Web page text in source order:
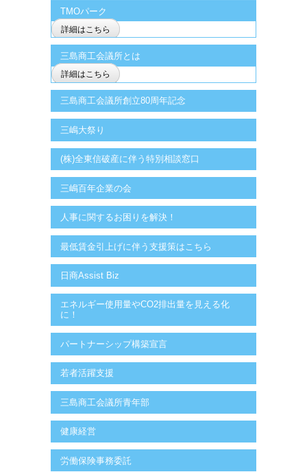
TMOパーク
詳細はこちら
三島商工会議所とは
詳細はこちら
三島商工会議所創立80周年記念
三嶋大祭り
(株)全東信破産に伴う特別相談窓口
三嶋百年企業の会
人事に関するお困りを解決！
最低賃金引上げに伴う支援策はこちら
日商Assist Biz
エネルギー使用量やCO2排出量を見える化
に！
パートナーシップ構築宣言
若者活躍支援
三島商工会議所青年部
健康経営
労働保険事務委託